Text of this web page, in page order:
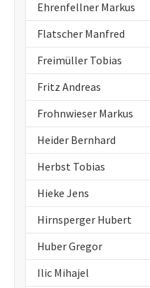
Ehrenfellner Markus
Flatscher Manfred
Freimüller Tobias
Fritz Andreas
Frohnwieser Markus
Heider Bernhard
Herbst Tobias
Hieke Jens
Hirnsperger Hubert
Huber Gregor
Ilic Mihajel